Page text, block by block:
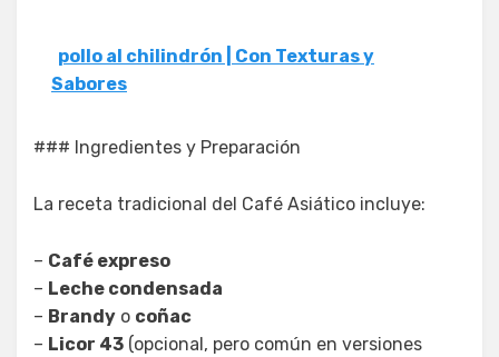
pollo al chilindrón | Con Texturas y
Sabores
### Ingredientes y Preparación
La receta tradicional del Café Asiático incluye:
– Café expreso
– Leche condensada
– Brandy o coñac
– Licor 43 (opcional, pero común en versiones